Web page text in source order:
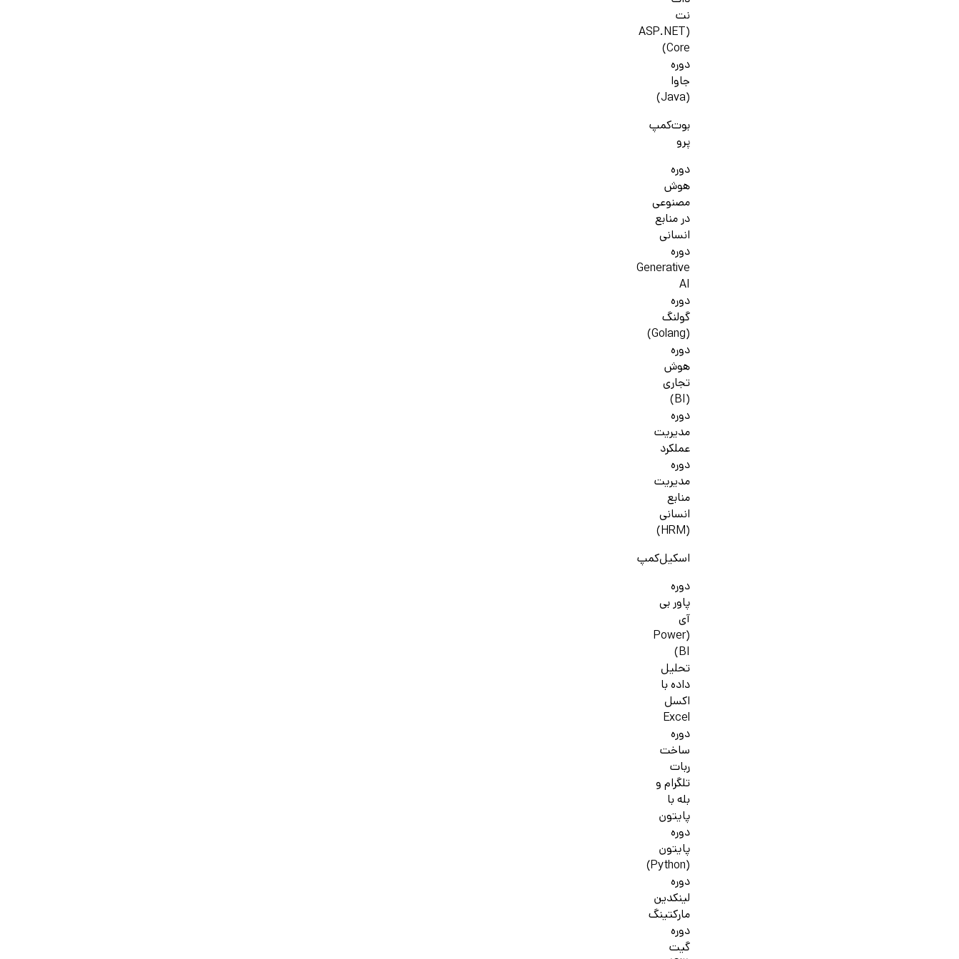
نت
(ASP.NET
Core)
دوره
جاوا
(Java)
بوت‌کمپ
پرو
دوره
هوش
مصنوعی
در منابع
انسانی
دوره
Generative
AI
دوره
گولنگ
(Golang)
دوره
هوش
تجاری
(BI)
دوره
مدیریت
عملکرد
دوره
مدیریت
منابع
انسانی
(HRM)
اسکیل‌کمپ
دوره
پاور بی
آی
(Power
BI)
تحلیل
داده با
اکسل
Excel
دوره
ساخت
ربات
تلگرام و
بله با
پایتون
دوره
پایتون
(Python)
دوره
لینکدین
مارکتینگ
دوره
گیت